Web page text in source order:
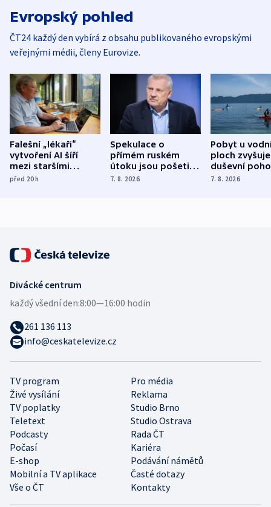
Evropský pohled
ČT24 každý den vybírá z obsahu publikovaného evropskými
veřejnými médii, členy Eurovize.
Falešní „lékaři“
vytvoření AI šíří
mezi staršími
Poláky nebezpečné
před 20h
Spekulace o
přímém ruském
útoku jsou pošetilé,
míní estonský
7. 8. 2026
Pobyt u
ploch zvyšuje
duševní
ukázala
7. 8. 2026
TV program
Pro média
Živé vysílání
Reklama
TV poplatky
Studio Brno
Teletext
Studio Ostrava
Podcasty
Rada ČT
Počasí
Kariéra
E-shop
Podávání námětů
Mobilní a TV aplikace
Časté dotazy
Vše o ČT
Kontakty
Divácké centrum
každý všední den:8:00—16:00 hodin
261 136 113
info@ceskatelevize.cz